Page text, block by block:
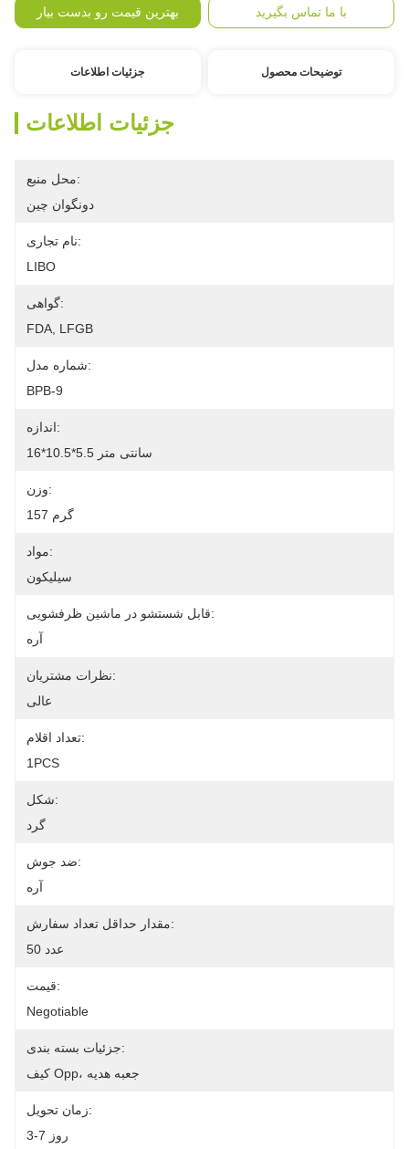
بهترین قیمت رو بدست بیار با ما تماس بگیرید
جزئیات اطلاعات توضیحات محصول
جزئیات اطلاعات
محل منبع:
دونگوان چین
نام تجاری:
LIBO
گواهی:
FDA, LFGB
شماره مدل:
BPB-9
اندازه:
16*10.5*5.5 سانتی متر
وزن:
157 گرم
مواد:
سیلیکون
قابل شستشو در ماشین ظرفشویی:
آره
نظرات مشتریان:
عالی
تعداد اقلام:
1PCS
شکل:
گرد
ضد جوش:
آره
مقدار حداقل تعداد سفارش:
50 عدد
قیمت:
Negotiable
جزئیات بسته بندی:
کیف Opp، جعبه هدیه
زمان تحویل:
3-7 روز